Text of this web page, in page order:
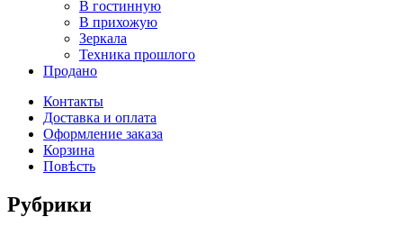
В гостинную
В прихожую
Зеркала
Техника прошлого
Продано
Контакты
Доставка и оплата
Оформление заказа
Корзина
Повѣсть
Рубрики